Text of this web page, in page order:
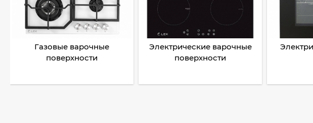
Газовые варочные
поверхности
Электрические варочные
поверхности